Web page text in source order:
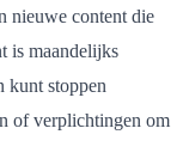
nieuwe content die
is maandelijks
kunt stoppen
of verplichtingen om